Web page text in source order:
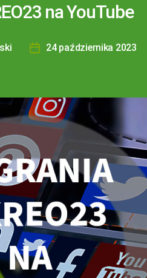
na YouTube
24 października 2023